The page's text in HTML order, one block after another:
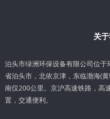
关
泊头市绿洲环保设备有限公司位
省泊头市，北依京津，东临渤海(
南仅200公里。京沪高速铁路，高
置，交通便利。